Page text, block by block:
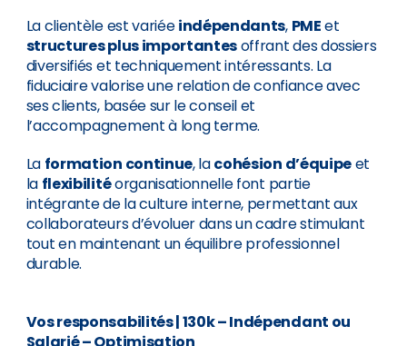
La clientèle est variéeindépendants, PMEet
structures plus importantesoffrant des dossiers
diversifiés et techniquement intéressants. La
fiduciaire valorise une relation de confiance avec
ses clients, basée sur le conseil et
l’accompagnement à long terme.
La formation continue, lacohésion d’équipeet
la flexibilitéorganisationnelle font partie
intégrante de la culture interne, permettant aux
collaborateurs d’évoluer dans un cadre stimulant
tout en maintenant un équilibre professionnel
durable.
Vos responsabilités| 130k – Indépendant ou